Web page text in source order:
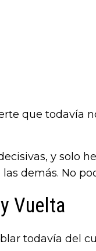
que todavía
y solo
demás. No
Vuelta
todavía del